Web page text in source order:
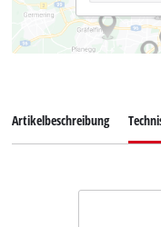
Artikelbeschreibung